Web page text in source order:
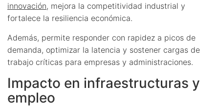
innovación, mejora la competitividad industrial y
fortalece la resiliencia económica.
Además, permite responder con rapidez a picos de
demanda, optimizar la latencia y sostener cargas de
trabajo críticas para empresas y administraciones.
Impacto en infraestructuras y
empleo